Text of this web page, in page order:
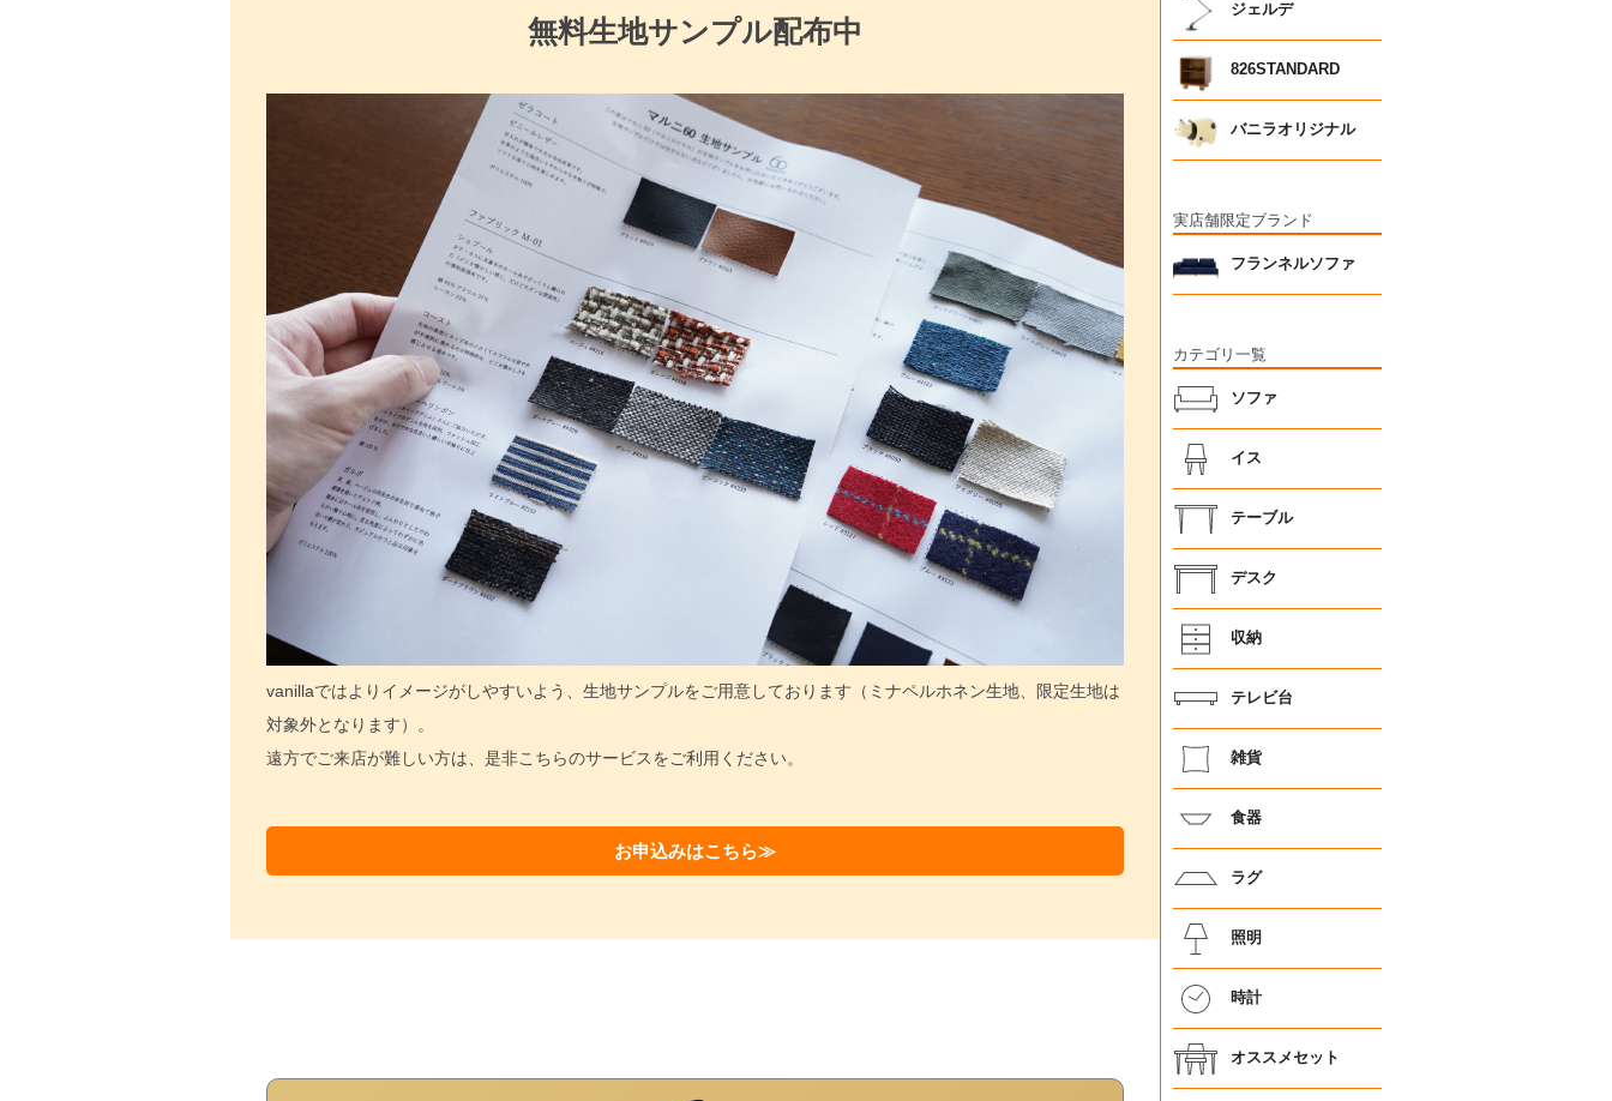
無料生地サンプル配布中
vanillaではよりイメージがしやすいよう、生地サンプルをご用意しております（ミナペルホネン生地、限定生地は
対象外となります）。
遠方でご来店が難しい方は、是非こちらのサービスをご利用ください。
お申込みはこちら≫
ジェルデ
826STANDARD
バニラオリジナル
実店舗限定ブランド
フランネルソファ
カテゴリ一覧
ソファ
イス
テーブル
デスク
収納
テレビ台
雑貨
食器
ラグ
照明
時計
オススメセット